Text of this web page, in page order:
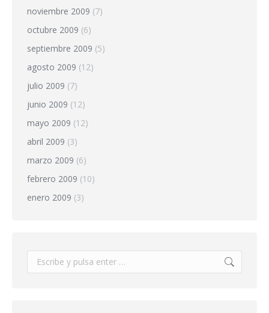
noviembre 2009 (7)
octubre 2009 (6)
septiembre 2009 (5)
agosto 2009 (12)
julio 2009 (7)
junio 2009 (12)
mayo 2009 (12)
abril 2009 (3)
marzo 2009 (6)
febrero 2009 (10)
enero 2009 (3)
Buscar: